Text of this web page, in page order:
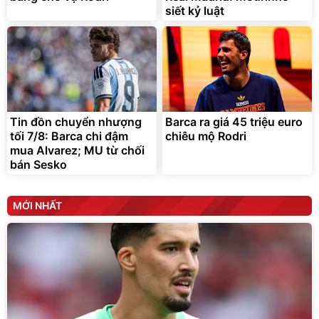
siết kỷ luật
Tin đồn chuyển nhượng
tối 7/8: Barca chi đậm
mua Alvarez; MU từ chối
bán Sesko
Barca ra giá 45 triệu euro
chiêu mộ Rodri
MỚI NHẤT